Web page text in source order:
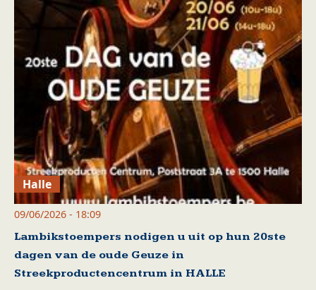
Halle
09/06/2026 - 18:09
Lambikstoempers nodigen u uit op hun 20ste
dagen van de oude Geuze in
Streekproductencentrum in HALLE